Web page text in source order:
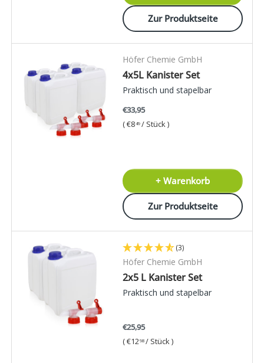
Zur Produktseite
Höfer Chemie GmbH
4x5L Kanister Set
Praktisch und stapelbar
€33,95
Grundpreis
€849 / Stück
+ Warenkorb
Zur Produktseite
(3)
Höfer Chemie GmbH
2x5 L Kanister Set
Praktisch und stapelbar
€25,95
Grundpreis
€1298 / Stück